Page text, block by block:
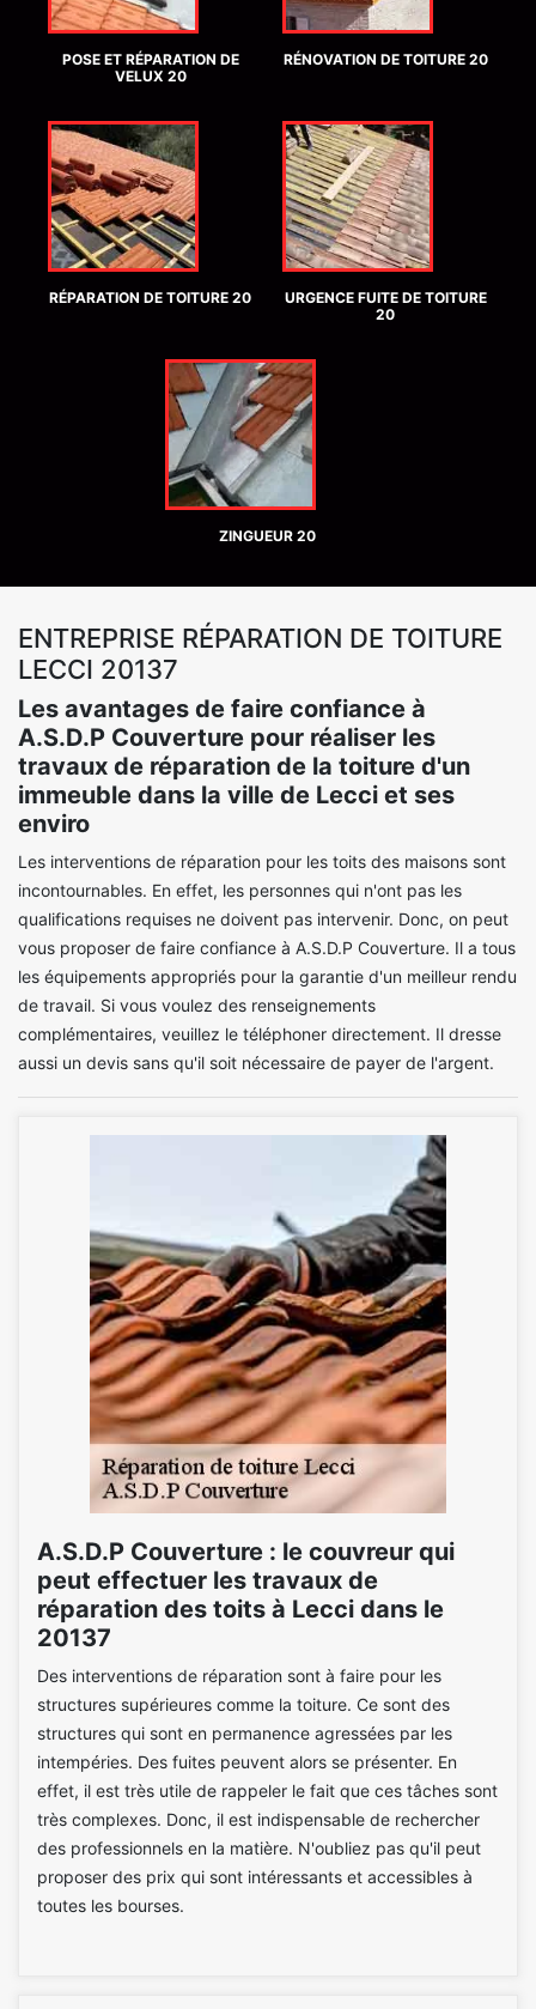
POSE ET RÉPARATION DE
VELUX 20
RÉNOVATION DE TOITURE 20
RÉPARATION DE TOITURE 20
URGENCE FUITE DE TOITURE
20
ZINGUEUR 20
ENTREPRISE RÉPARATION DE TOITURE
LECCI 20137
Les avantages de faire confiance à
A.S.D.P Couverture pour réaliser les
travaux de réparation de la toiture d'un
immeuble dans la ville de Lecci et ses
enviro
Les interventions de réparation pour les toits des maisons sont
incontournables. En effet, les personnes qui n'ont pas les
qualifications requises ne doivent pas intervenir. Donc, on peut
vous proposer de faire confiance à A.S.D.P Couverture. Il a tous
les équipements appropriés pour la garantie d'un meilleur rendu
de travail. Si vous voulez des renseignements
complémentaires, veuillez le téléphoner directement. Il dresse
aussi un devis sans qu'il soit nécessaire de payer de l'argent.
A.S.D.P Couverture : le couvreur qui
peut effectuer les travaux de
réparation des toits à Lecci dans le
20137
Des interventions de réparation sont à faire pour les
structures supérieures comme la toiture. Ce sont des
structures qui sont en permanence agressées par les
intempéries. Des fuites peuvent alors se présenter. En
effet, il est très utile de rappeler le fait que ces tâches sont
très complexes. Donc, il est indispensable de rechercher
des professionnels en la matière. N'oubliez pas qu'il peut
proposer des prix qui sont intéressants et accessibles à
toutes les bourses.